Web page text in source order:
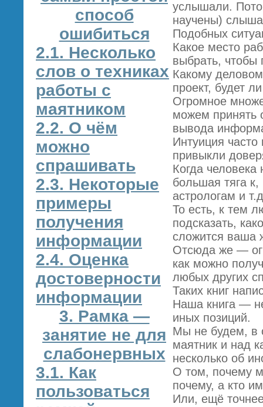
способ
ошибиться
2.1. Несколько
слов о техниках
работы с
маятником
2.2. О чём
можно
спрашивать
2.3. Некоторые
примеры
получения
информации
2.4. Оценка
достоверности
информации
3. Рамка —
занятие не для
слабонервных
3.1. Как
пользоваться
услышали.
научены)
Подобных
Какое место
выбрать, чтобы
Какому
проект, будет
Огромное
можем принять
вывода
Интуиция
привыкли
Когда
большая тяга
астрологам и
То есть, к тем
подсказать,
сложится ваша
Отсюда же —
как можно
любых других
Таких книг
Наша книга —
иных позиций.
Мы не будем, в
маятник и над
несколько об
О том, почему
почему, а кто
Или, ещё